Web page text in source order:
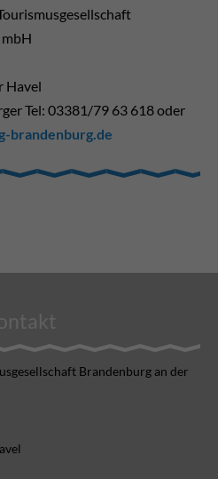
Havel
Tel: 03381/79 63 618 oder
brandenburg.de
Brandenburg an der